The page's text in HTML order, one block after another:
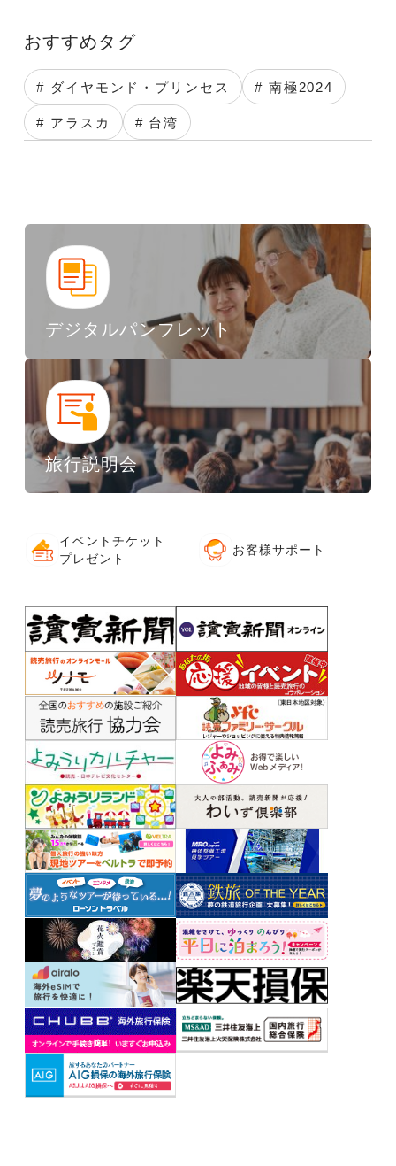
おすすめタグ
# ダイヤモンド・プリンセス # 南極2024
# アラスカ # 台湾
デジタルパンフレット
旅行説明会
イベントチケット
プレゼント
お客様サポート